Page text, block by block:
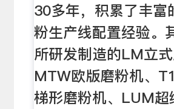
30多年，积累了丰富
粉生产线配置经验。
所研发制造的LM立式
MTW欧版磨粉机、
梯形磨粉机、LUM超